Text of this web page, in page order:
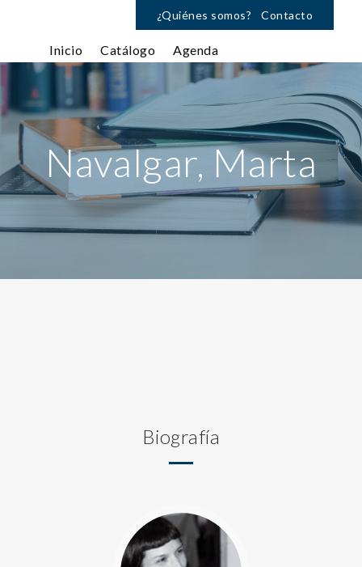
¿Quiénes somos? Contacto
Inicio Catálogo Agenda
Navalgar, Marta
Biografía